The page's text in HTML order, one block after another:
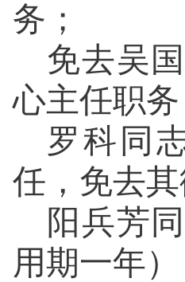
务；
免去吴
心主任职务
罗科同
任，免去
阳兵芳
用期一年）